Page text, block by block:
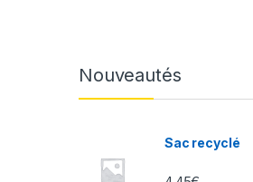
Nouveautés
Sac recyclé